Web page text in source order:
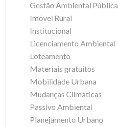
Gestão Ambiental Pública
Imóvel Rural
Institucional
Licenciamento Ambiental
Loteamento
Materiais gratuitos
Mobilidade Urbana
Mudanças Climáticas
Passivo Ambiental
Planejamento Urbano